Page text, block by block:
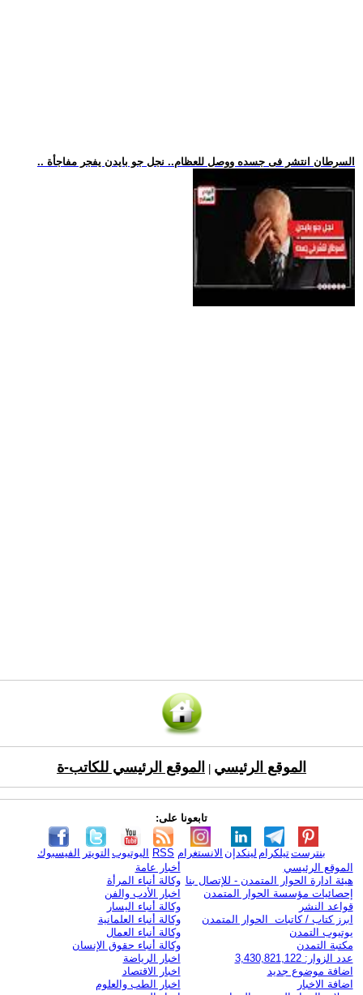
.. السرطان انتشر فى جسده ووصل للعظام.. نجل جو بايدن يفجر مفاجأة
الموقع الرئيسي الموقع الرئيسي للكاتب-ة
تابعونا على:
الفيسبوك التويتر اليوتيوب RSS الانستغرام لينكدإن تيلكرامبنترست
الموقع الرئيسي
هيئة ادارة الحوار المتمدن - للإتصال بنا
إحصائيات مؤسسة الحوار المتمدن
قواعد النشر
ابرز كتاب / كاتبات الحوار المتمدن
يوتيوب التمدن
مكتبة التمدن
عدد الزوار: 3,430,821,122
اضافة موضوع جديد
اضافة الاخبار
أخبار عامة
وكالة أنباء المرأة
اخبار الأدب والفن
وكالة أنباء اليسار
وكالة أنباء العلمانية
وكالة أنباء العمال
وكالة أنباء حقوق الإنسان
اخبار الرياضة
اخبار الاقتصاد
اخبار الطب والعلوم